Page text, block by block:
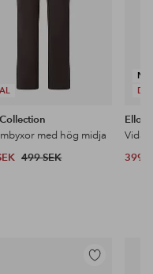
med hög midja
499 SEK
Ellos
399
Lägg